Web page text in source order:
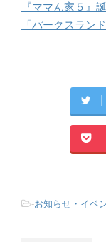
『ママん家５』
「パークスラン
-お知らせ・イベ